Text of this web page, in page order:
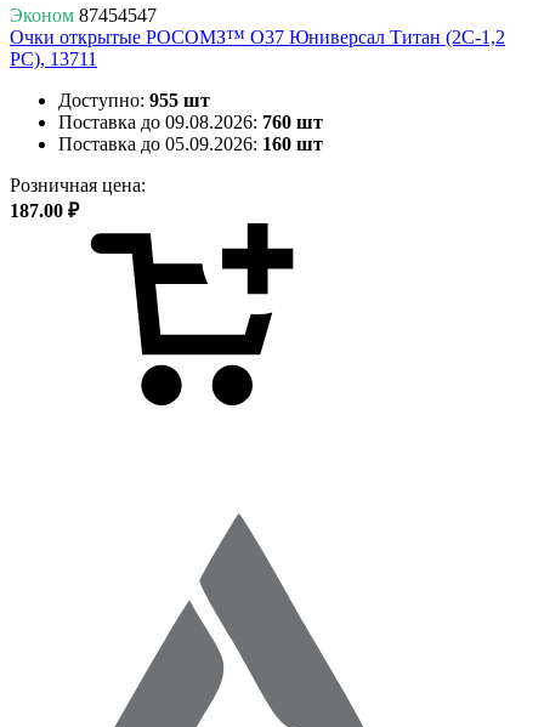
Эконом 87454547
Очки открытые РОСОМЗ™ О37 Юниверсал Титан (2С-1,2
PС), 13711
Доступно: 955 шт
Поставка до 09.08.2026: 760 шт
Поставка до 05.09.2026: 160 шт
Розничная цена:
187.00 ₽